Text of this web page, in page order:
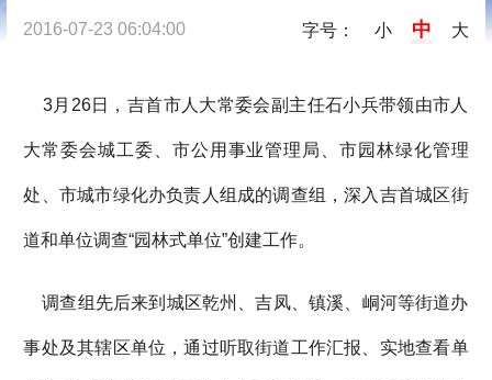
2016-07-23 06:04:00 字号： 小 中 大
3月26日，吉首市人大常委会副主任石小兵带领由市人
大常委会城工委、市公用事业管理局、市园林绿化管理
处、市城市绿化办负责人组成的调查组，深入吉首城区街
道和单位调查“园林式单位”创建工作。
调查组先后来到城区乾州、吉凤、镇溪、峒河等街道办
事处及其辖区单位，通过听取街道工作汇报、实地查看单